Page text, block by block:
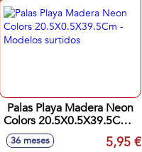
Palas Playa Madera Neon
Colors 20.5X0.5X39.5Cm -
Modelos surtidos
36 meses 5,95 €